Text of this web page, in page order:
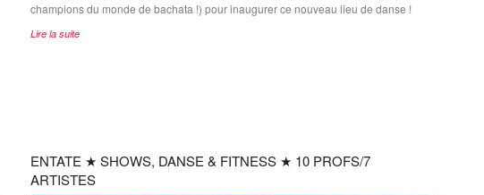
champions du monde de bachata !) pour inaugurer ce nouveau lieu de danse !
Lire la suite
ENTATE ★ SHOWS, DANSE & FITNESS ★ 10 PROFS/7
ARTISTES